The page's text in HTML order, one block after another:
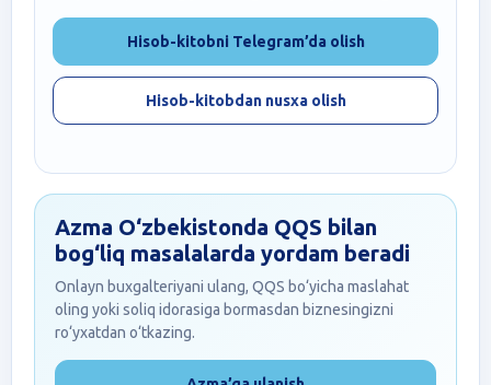
Hisob-kitobni Telegram’da olish
Hisob-kitobdan nusxa olish
Azma O‘zbekistonda QQS bilan
bog‘liq masalalarda yordam beradi
Onlayn buxgalteriyani ulang, QQS bo‘yicha maslahat
oling yoki soliq idorasiga bormasdan biznesingizni
ro‘yxatdan o‘tkazing.